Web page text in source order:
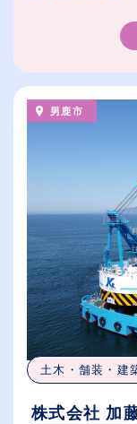
男鹿市
土木・舗装・建
株式会社 加